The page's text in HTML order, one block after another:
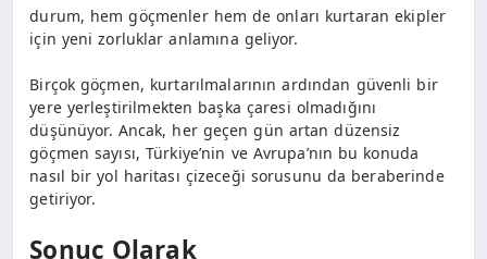
durum, hem göçmenler hem de onları kurtaran ekipler
için yeni zorluklar anlamına geliyor.
Birçok göçmen, kurtarılmalarının ardından güvenli bir
yere yerleştirilmekten başka çaresi olmadığını
düşünüyor. Ancak, her geçen gün artan düzensiz
göçmen sayısı, Türkiye’nin ve Avrupa’nın bu konuda
nasıl bir yol haritası çizeceği sorusunu da beraberinde
getiriyor.
Sonuç Olarak